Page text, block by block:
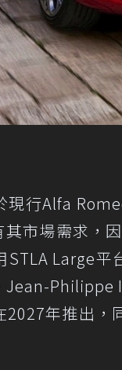
現行Alfa
其市場需求，
STLA Large
Jean-Philippe
2027年推出，